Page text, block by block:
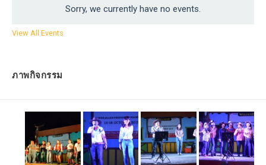
Sorry, we currently have no events.
View All Events
ภาพกิจกรรม